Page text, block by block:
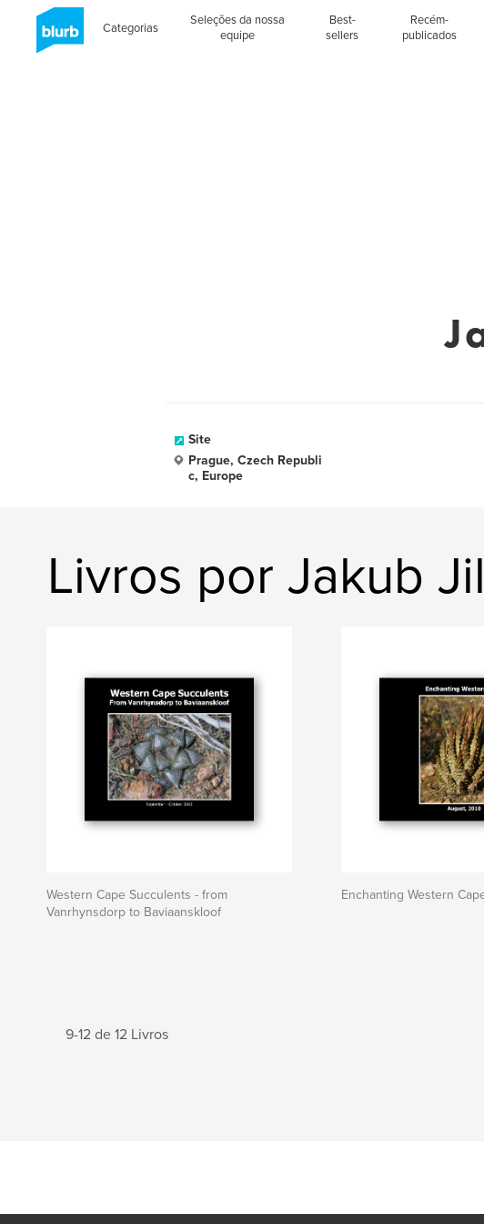
Categorias
Seleções da nossa
equipe
Best-
sellers
Recém-
publicados
Site
Prague, Czech Republi
c, Europe
Livros por Jakub
Western Cape Succulents - from
Vanrhynsdorp to Baviaanskloof
Enchanting Western
9-12 de 12 Livros